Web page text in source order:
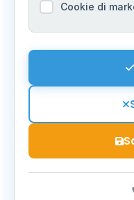
Cookie di